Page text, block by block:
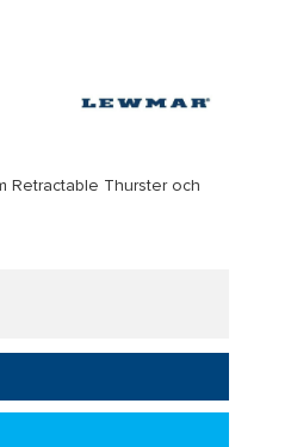
Retractable Thurster och